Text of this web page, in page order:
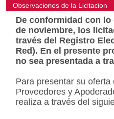
Observaciones de la Licitacion
De conformidad con lo
de noviembre, los
través del Registro
Red). En el presente
no sea presentada a
Para presentar su
Proveedores y
realiza a través del